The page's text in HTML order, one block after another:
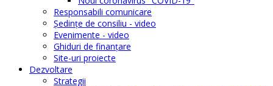
Responsabili comunicare
Şedinţe de consiliu - video
Evenimente - video
Ghiduri de finanţare
Site-uri proiecte
Dezvoltare
Strategii